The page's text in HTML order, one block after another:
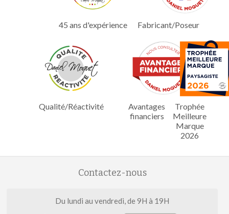
45 ans d'expérience Fabricant/Poseur
Qualité/Réactivité
Avantages
financiers
Trophée
Meilleure
Marque
2026
Contactez-nous
Du lundi au vendredi, de 9H à 19H